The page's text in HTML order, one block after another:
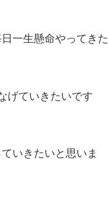
一生懸命やってきた
げていきたいです
いきたいと思いま